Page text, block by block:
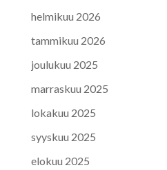
helmikuu 2026
tammikuu 2026
joulukuu 2025
marraskuu 2025
lokakuu 2025
syyskuu 2025
elokuu 2025